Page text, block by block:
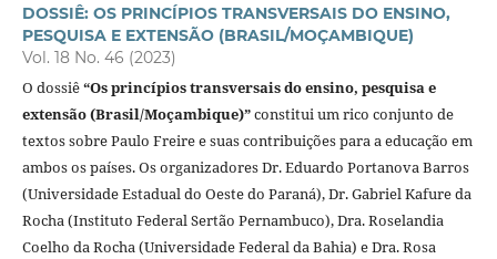
DOSSIÊ: OS PRINCÍPIOS TRANSVERSAIS DO ENSINO,
PESQUISA E EXTENSÃO (BRASIL/MOÇAMBIQUE)
Vol. 18 No. 46 (2023)
O dossiê“Os princípios transversais do ensino, pesquisa e
extensão (Brasil/Moçambique)”constitui um rico conjunto de
textos sobre Paulo Freire e suas contribuições para a educação em
ambos os países. Os organizadores Dr. Eduardo Portanova Barros
(Universidade Estadual do Oeste do Paraná), Dr. Gabriel Kafure da
Rocha (Instituto Federal Sertão Pernambuco), Dra. Roselandia
Coelho da Rocha (Universidade Federal da Bahia) e Dra. Rosa